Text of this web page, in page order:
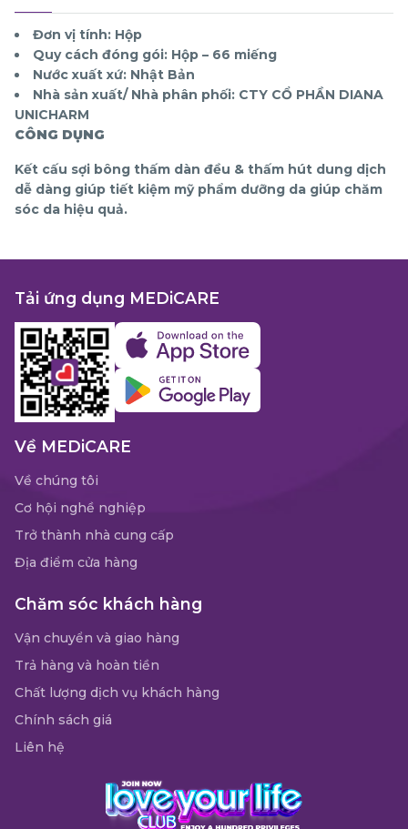
Đơn vị tính: Hộp
Quy cách đóng gói: Hộp – 66 miếng
Nước xuất xứ: Nhật Bản
Nhà sản xuất/ Nhà phân phối: CTY CỔ PHẦN DIANA
UNICHARM
CÔNG DỤNG
Kết cấu sợi bông thấm dàn đều & thấm hút dung dịch
dễ dàng giúp tiết kiệm mỹ phẩm dưỡng da giúp chăm
sóc da hiệu quả.
Tải ứng dụng MEDiCARE
Về MEDiCARE
Về chúng tôi
Cơ hội nghề nghiệp
Trở thành nhà cung cấp
Địa điểm cửa hàng
Chăm sóc khách hàng
Vận chuyển và giao hàng
Trả hàng và hoàn tiền
Chất lượng dịch vụ khách hàng
Chính sách giá
Liên hệ